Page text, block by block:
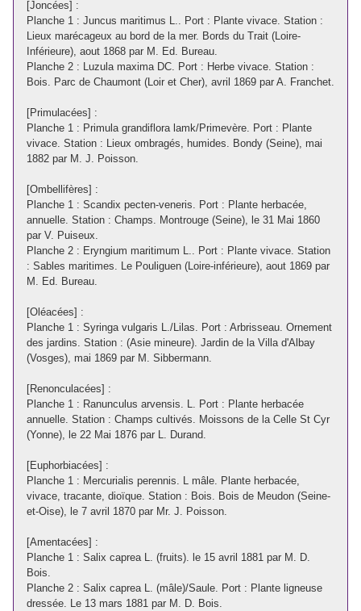
[Joncées] :
Planche 1 : Juncus maritimus L.. Port : Plante vivace. Station :
Lieux marécageux au bord de la mer. Bords du Trait (Loire-
Inférieure), aout 1868 par M. Ed. Bureau.
Planche 2 : Luzula maxima DC. Port : Herbe vivace. Station :
Bois. Parc de Chaumont (Loir et Cher), avril 1869 par A. Franchet.
[Primulacées] :
Planche 1 : Primula grandiflora lamk/Primevère. Port : Plante
vivace. Station : Lieux ombragés, humides. Bondy (Seine), mai
1882 par M. J. Poisson.
[Ombellifères] :
Planche 1 : Scandix pecten-veneris. Port : Plante herbacée,
annuelle. Station : Champs. Montrouge (Seine), le 31 Mai 1860
par V. Puiseux.
Planche 2 : Eryngium maritimum L.. Port : Plante vivace. Station
: Sables maritimes. Le Pouliguen (Loire-inférieure), aout 1869 par
M. Ed. Bureau.
[Oléacées] :
Planche 1 : Syringa vulgaris L./Lilas. Port : Arbrisseau. Ornement
des jardins. Station : (Asie mineure). Jardin de la Villa d'Albay
(Vosges), mai 1869 par M. Sibbermann.
[Renonculacées] :
Planche 1 : Ranunculus arvensis. L. Port : Plante herbacée
annuelle. Station : Champs cultivés. Moissons de la Celle St Cyr
(Yonne), le 22 Mai 1876 par L. Durand.
[Euphorbiacées] :
Planche 1 : Mercurialis perennis. L mâle. Plante herbacée,
vivace, tracante, dioïque. Station : Bois. Bois de Meudon (Seine-
et-Oise), le 7 avril 1870 par Mr. J. Poisson.
[Amentacées] :
Planche 1 : Salix caprea L. (fruits). le 15 avril 1881 par M. D.
Bois.
Planche 2 : Salix caprea L. (mâle)/Saule. Port : Plante ligneuse
dressée. Le 13 mars 1881 par M. D. Bois.